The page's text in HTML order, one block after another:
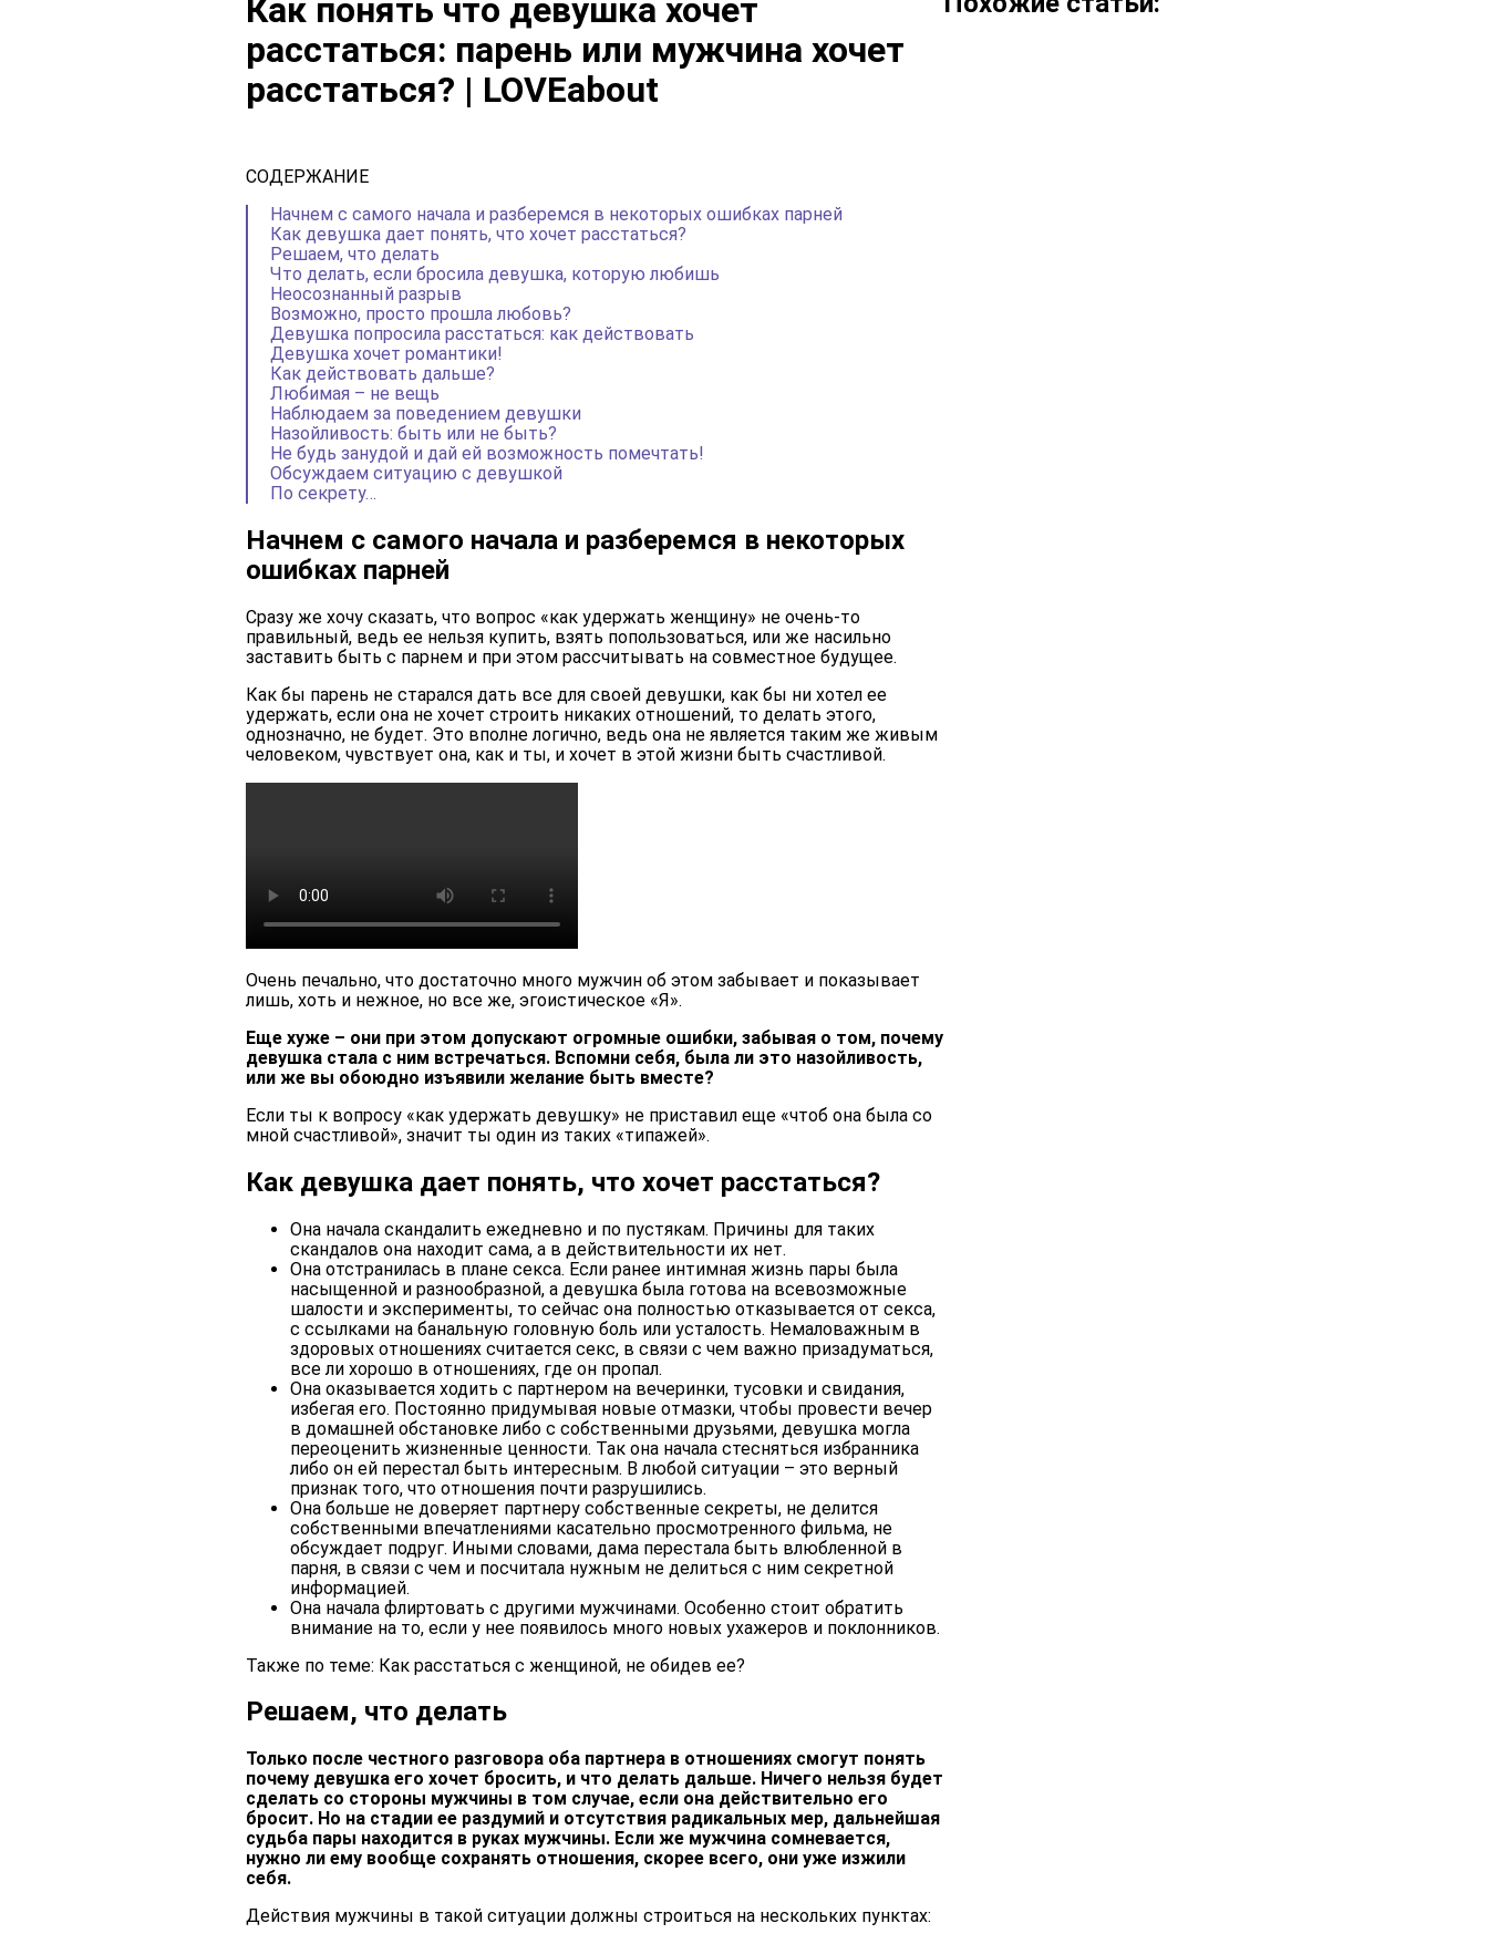
Как понять что девушка хочет
расстаться: парень или мужчина хочет
расстаться? | LOVEabout
СОДЕРЖАНИЕ
Начнем с самого начала и разберемся в некоторых ошибках парней
Как девушка дает понять, что хочет расстаться?
Решаем, что делать
Что делать, если бросила девушка, которую любишь
Неосознанный разрыв
Возможно, просто прошла любовь?
Девушка попросила расстаться: как действовать
Девушка хочет романтики!
Как действовать дальше?
Любимая – не вещь
Наблюдаем за поведением девушки
Назойливость: быть или не быть?
Не будь занудой и дай ей возможность помечтать!
Обсуждаем ситуацию с девушкой
По секрету…
Начнем с самого начала и разберемся в некоторых
ошибках парней
Сразу же хочу сказать, что вопрос «как удержать женщину» не очень-то
правильный, ведь ее нельзя купить, взять попользоваться, или же насильно
заставить быть с парнем и при этом рассчитывать на совместное будущее.
Как бы парень не старался дать все для своей девушки, как бы ни хотел ее
удержать, если она не хочет строить никаких отношений, то делать этого,
однозначно, не будет. Это вполне логично, ведь она не является таким же живым
человеком, чувствует она, как и ты, и хочет в этой жизни быть счастливой.
Очень печально, что достаточно много мужчин об этом забывает и показывает
лишь, хоть и нежное, но все же, эгоистическое «Я».
Еще хуже – они при этом допускают огромные ошибки, забывая о том, почему
девушка стала с ним встречаться. Вспомни себя, была ли это назойливость,
или же вы обоюдно изъявили желание быть вместе?
Если ты к вопросу «как удержать девушку» не приставил еще «чтоб она была со
мной счастливой», значит ты один из таких «типажей».
Как девушка дает понять, что хочет расстаться?
Она начала скандалить ежедневно и по пустякам. Причины для таких
скандалов она находит сама, а в действительности их нет.
Она отстранилась в плане секса. Если ранее интимная жизнь пары была
насыщенной и разнообразной, а девушка была готова на всевозможные
шалости и эксперименты, то сейчас она полностью отказывается от секса,
с ссылками на банальную головную боль или усталость. Немаловажным в
здоровых отношениях считается секс, в связи с чем важно призадуматься,
все ли хорошо в отношениях, где он пропал.
Она оказывается ходить с партнером на вечеринки, тусовки и свидания,
избегая его. Постоянно придумывая новые отмазки, чтобы провести вечер
в домашней обстановке либо с собственными друзьями, девушка могла
переоценить жизненные ценности. Так она начала стесняться избранника
либо он ей перестал быть интересным. В любой ситуации – это верный
признак того, что отношения почти разрушились.
Она больше не доверяет партнеру собственные секреты, не делится
собственными впечатлениями касательно просмотренного фильма, не
обсуждает подруг. Иными словами, дама перестала быть влюбленной в
парня, в связи с чем и посчитала нужным не делиться с ним секретной
информацией.
Она начала флиртовать с другими мужчинами. Особенно стоит обратить
внимание на то, если у нее появилось много новых ухажеров и поклонников.
Также по теме: Как расстаться с женщиной, не обидев ее?
Решаем, что делать
Только после честного разговора оба партнера в отношениях смогут понять
почему девушка его хочет бросить, и что делать дальше. Ничего нельзя будет
сделать со стороны мужчины в том случае, если она действительно его
бросит. Но на стадии ее раздумий и отсутствия радикальных мер, дальнейшая
судьба пары находится в руках мужчины. Если же мужчина сомневается,
нужно ли ему вообще сохранять отношения, скорее всего, они уже изжили
себя.
Действия мужчины в такой ситуации должны строиться на нескольких пунктах: